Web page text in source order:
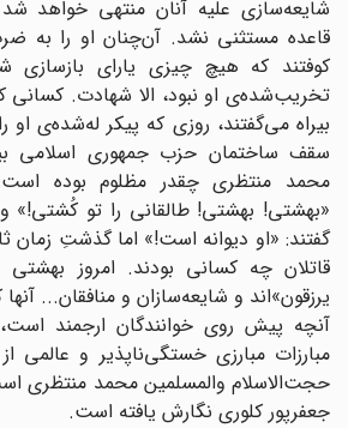
شایعه‌سازی علیه آنان منتهی خواهد شد
قاعده مستثنی نشد. آن‌چنان او را به
کوفتند که هیچ چیزی یارای بازسازی
تخریب‌شده‌ی او نبود، الا شهادت. کسانی که
بیراه می‌گفتند، روزی که پیکر له‌شده‌ی او را
سقف ساختمان حزب جمهوری اسلامی
محمد منتظری چقدر مظلوم بوده
‌«بهشتی! بهشتی! طالقانی را تو کُشتی!» و
گفتند: «او دیوانه است!» اما گذشتِ زمان
قاتلان چه کسانی بودند. امروز بهشتی
یرزقون»اند و شایعه‌سازان و منافقان... آنها
آنچه پیش روی خوانندگان ارجمند است،
مبارزات مبارزی خستگی‌ناپذیر و عالمی
حجت‌الاسلام والمسلمین محمد منتظری است
جعفرپور کلوری نگارش یافته است.